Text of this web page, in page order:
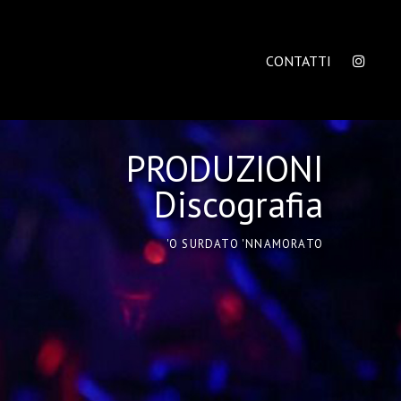
CONTATTI
PRODUZIONI
Discografia
'O SURDATO 'NNAMORATO